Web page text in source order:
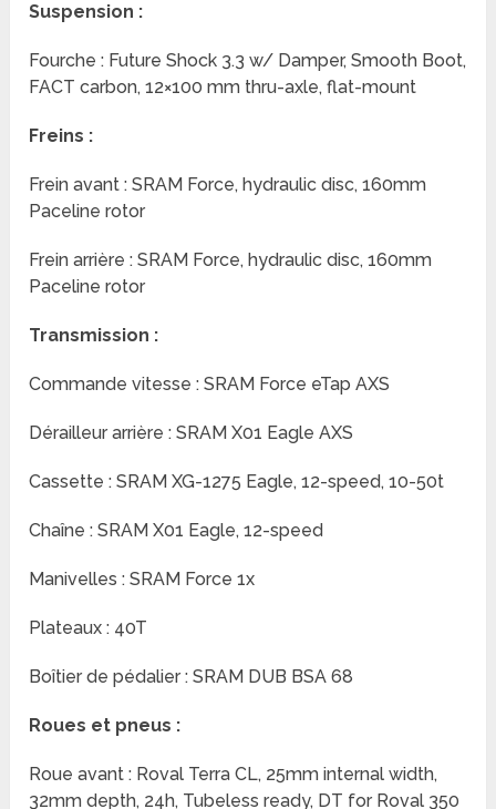
Suspension :
Fourche : Future Shock 3.3 w/ Damper, Smooth Boot,
FACT carbon, 12×100 mm thru-axle, flat-mount
Freins :
Frein avant : SRAM Force, hydraulic disc, 160mm
Paceline rotor
Frein arrière : SRAM Force, hydraulic disc, 160mm
Paceline rotor
Transmission :
Commande vitesse : SRAM Force eTap AXS
Dérailleur arrière : SRAM X01 Eagle AXS
Cassette : SRAM XG-1275 Eagle, 12-speed, 10-50t
Chaîne : SRAM X01 Eagle, 12-speed
Manivelles : SRAM Force 1x
Plateaux : 40T
Boîtier de pédalier : SRAM DUB BSA 68
Roues et pneus :
Roue avant : Roval Terra CL, 25mm internal width,
32mm depth, 24h, Tubeless ready, DT for Roval 350